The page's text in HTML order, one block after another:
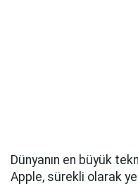
Dünyanın en büyük
Apple, sürekli olarak